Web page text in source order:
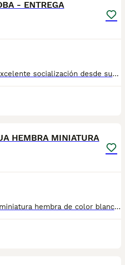
- ENTREGA
dedicación, salud y una excelente socialización desde sus primeras semanas de vida, estaremos encantados de ayudarte... 🚚 Realizamos entregas en toda España, con especial frecuencia en **Andalucía**: Sevilla, Málaga, Cádiz, Córdoba, Granada, Jaén, Huelva y Almería. También entregamos habitualmente en Marbella, Jerez de la Frontera, Estepona, Fuengirola, Benalmádena, Mijas, Dos Hermanas y cualquier punto de España. **Entrega 100% a contrarreembolso.** No tendrás que adelantar el importe del cachorro. Lo recibirás en la puerta de tu casa mediante transporte especializado y podrás comprobar que todo está correcto antes de realizar el pago. Nuestros cachorros se entregan: ✅ Vacunados y desparasitados según su edad. ✅ Con microchip, cartilla veterinaria y documentación al día. ✅ Revisados veterinariamente antes de salir de nuestras instalaciones. ✅ Procedentes de excelentes líneas, seleccionadas por salud, carácter y morfología. ✅ Perfectamente socializados y acostumbrados al contacto diario con personas. ✅ Iniciados en el aprendizaje para hacer sus necesidades sobre empapador, facilitando su adaptación al nuevo hogar. ✅ Con asesoramiento personalizado antes y después de la entrega. Nuestro objetivo no es vender un cachorro más. Queremos que cada familia reciba un compañero sano, equilibrado y criado con el máximo cuidado desde el primer día. 📩 Si deseas fotografías, vídeos o más información, escríbenos por privado. Estaremos encantados de ayudarte a encontrar perfecto TUBEBE670864332
HEMBRA MINIATURA
🐶🤍 Preciosa Chihuahua miniatura hembra de color blanco 🤍🐶 Ya está disponible esta encantadora Chihuahua miniatura hembra, de un precioso color blanco. Es una cachorrita muy dulce, juguetona y cariñosa, criada en un ambiente familiar con todos los cuidados y mucho cariño. ✨ Se entrega con: 💉 Una vacuna correspondiente a su edad. 🩺 Una desparasitación. 📖 Cartilla veterinaria al día. Está acostumbrada al contacto con personas y lista para encontrar un hogar donde la cuiden y la quieran como se merece. 📩 Si quieres más información, fotos o vídeos, no dudes en ponerte en contacto. Estaré encantado de atenderte. 💕 ¡Una compañera perfecta para llenar tu hogar de alegría y amor!